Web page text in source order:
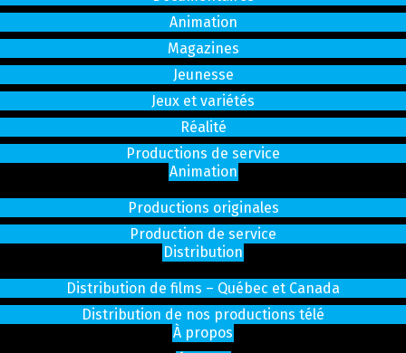
Animation
Magazines
Jeunesse
Jeux et variétés
Réalité
Productions de service
Animation
Productions originales
Production de service
Distribution
Distribution de films – Québec et Canada
Distribution de nos productions télé
À propos